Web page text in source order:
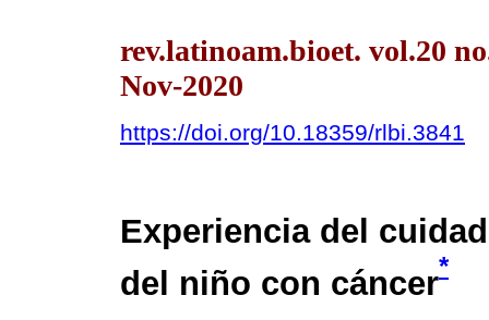
rev.latinoam.bioet. vol.20
Nov-2020
https://doi.org/10.18359/rlbi.3841
Experiencia del
del niño con cáncer*